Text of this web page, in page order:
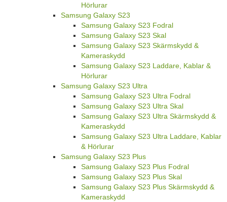
Hörlurar
Samsung Galaxy S23
Samsung Galaxy S23 Fodral
Samsung Galaxy S23 Skal
Samsung Galaxy S23 Skärmskydd &
Kameraskydd
Samsung Galaxy S23 Laddare, Kablar &
Hörlurar
Samsung Galaxy S23 Ultra
Samsung Galaxy S23 Ultra Fodral
Samsung Galaxy S23 Ultra Skal
Samsung Galaxy S23 Ultra Skärmskydd &
Kameraskydd
Samsung Galaxy S23 Ultra Laddare, Kablar
& Hörlurar
Samsung Galaxy S23 Plus
Samsung Galaxy S23 Plus Fodral
Samsung Galaxy S23 Plus Skal
Samsung Galaxy S23 Plus Skärmskydd &
Kameraskydd